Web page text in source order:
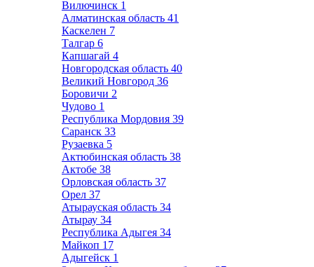
Вилючинск 1
Алматинская область 41
Каскелен 7
Талгар 6
Капшагай 4
Новгородская область 40
Великий Новгород 36
Боровичи 2
Чудово 1
Республика Мордовия 39
Саранск 33
Рузаевка 5
Актюбинская область 38
Актобе 38
Орловская область 37
Орел 37
Атырауская область 34
Атырау 34
Республика Адыгея 34
Майкоп 17
Адыгейск 1